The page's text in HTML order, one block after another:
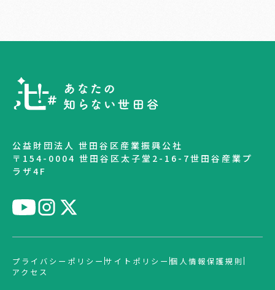
公益財団法人 世田谷区産業振興公社
〒154-0004 世田谷区太子堂2-16-7世田谷産業プ
ラザ4F
プライバシーポリシー サイトポリシー 個人情報保護規則
アクセス